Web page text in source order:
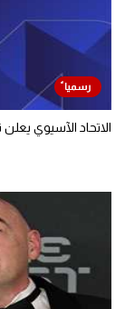
الاتحاد الآسيوي